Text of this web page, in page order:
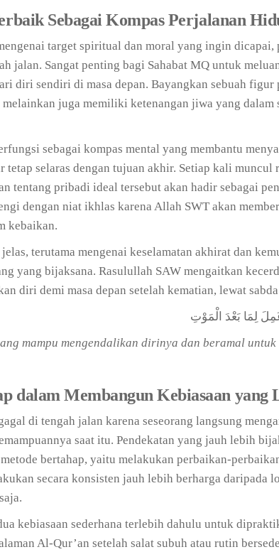
Sebagai Kompas Perjalanan
target spiritual dan moral yang ingin dicapai,
jalan. Sangat penting bagi Sahabat MQ untuk
diri sendiri di masa depan. Bayangkan sebuah
juga memiliki ketenangan jiwa yang dalam
sebagai kompas mental yang membantu
tetap selaras dengan tujuan akhir. Setiap kali muncul
tentang pribadi ideal tersebut akan hadir sebagai
dengan niat ikhlas karena Allah SWT akan
kebaikan.
terutama mengenai keselamatan akhirat dan
yang bijaksana. Rasulullah SAW mengaitkan
diri demi masa depan setelah kematian, lewat
لِمَا بَعْدَ الْمَوْتِ
mampu mengendalikan dirinya dan beramal
dalam Membangun Kebiasaan yang
di tengah jalan karena seseorang langsung
saat itu. Pendekatan yang jauh lebih
bertahap, yaitu melakukan perbaikan-
secara konsisten jauh lebih berharga daripada
kebiasaan sederhana terlebih dahulu untuk
Al-Qur’an setelah salat subuh atau rutin